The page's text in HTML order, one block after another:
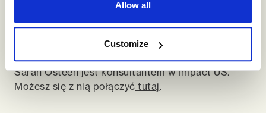
Allow all
Customize
swoimi spostrzeżeniami.
Sarah Osteen jest konsultantem w Impact US.
Możesz się z nią połączyć tutaj.